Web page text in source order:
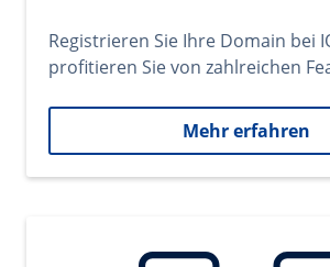
Registrieren Sie Ihre Domain bei
profitieren Sie von zahlreichen
Mehr erfahren